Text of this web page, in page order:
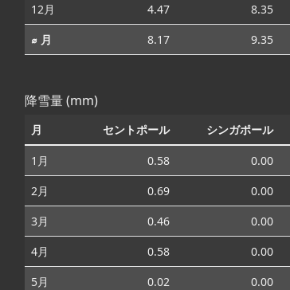
12月
4.47 8.35
⌀ 月
8.17 9.35
降雪量 (mm)
月 セントポール シンガポール
1月 0.58 0.00
2月
0.69 0.00
3月
0.46 0.00
4月
0.58 0.00
5月
0.02 0.00